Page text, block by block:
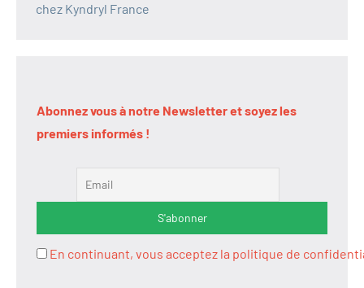
chez Kyndryl France
Abonnez vous à notre Newsletter et soyez les
premiers informés !
En continuant, vous acceptez la politique de